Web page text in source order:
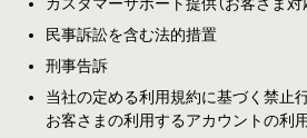
民事訴訟を含む法的措置
刑事告訴
当社の定める利用規約に基づく禁止
お客さまの利用するアカウントの利